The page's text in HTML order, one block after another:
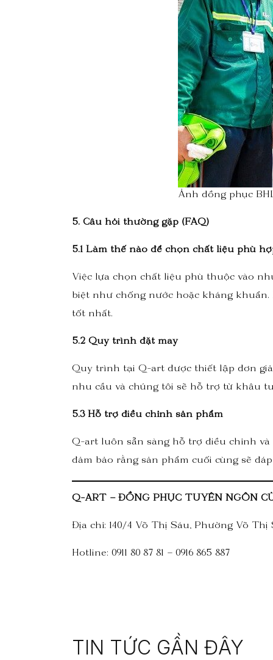
Ảnh đồng phục
5. Câu hỏi thường gặp (FAQ)
5.1 Làm thế nào để chọn chất liệu phù
Việc lựa chọn chất liệu phù thuộc vào
biệt như chống nước hoặc kháng
tốt nhất.
5.2 Quy trình đặt may
Quy trình tại Q-art được thiết lập đơn
nhu cầu và chúng tôi sẽ hỗ trợ từ khâu
5.3 Hỗ trợ điều chỉnh sản phẩm
Q-art luôn sẵn sàng hỗ trợ điều chỉnh
đảm bảo rằng sản phẩm cuối cùng sẽ
Q-ART – ĐỒNG PHỤC TUYÊN NGÔN
Địa chỉ: 140/4 Võ Thị Sáu, Phường Võ
Hotline: 0911 80 87 81 – 0916 865 887
TIN TỨC GẦN ĐÂY